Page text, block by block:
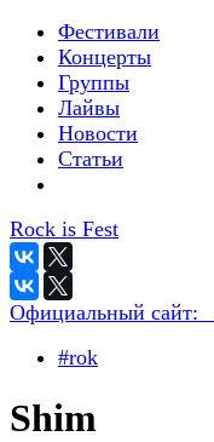
Фестивали
Концерты
Группы
Лайвы
Новости
Статьи
Rock is Fest
Официальный сайт:
#rok
Shim